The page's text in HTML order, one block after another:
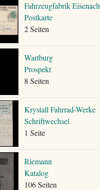
Fahrzeugfabrik Eisenach
Postkarte
2 Seiten
Wartburg
Prospekt
8 Seiten
Krystall Fahrrad-Werke
Schriftwechsel
1 Seite
Riemann
Katalog
106 Seiten